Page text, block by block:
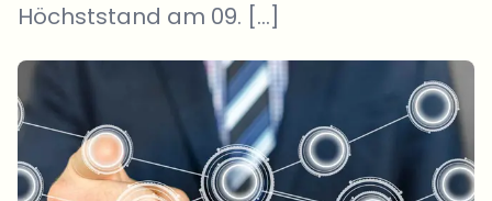
Höchststand am 09. […]